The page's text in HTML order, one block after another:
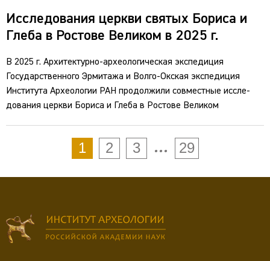
Исследования церкви святых Бориса и
Глеба в Ростове Великом в 2025 г.
В 2025 г. Архитектурно-археологическая экспедиция
Государственного Эрмитажа и Волго-Окская экспедиция
Института Археологии РАН продолжили совместные иссле-
дования церкви Бориса и Глеба в Ростове Великом
1 2 3 ... 29